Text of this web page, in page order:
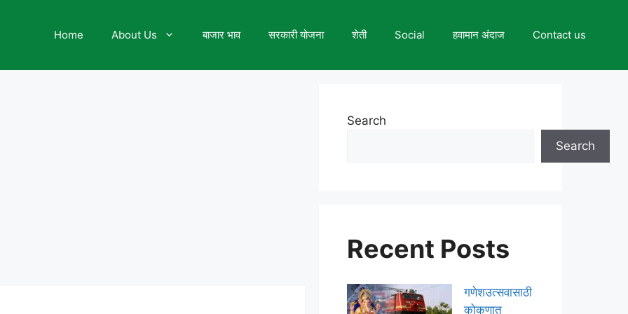
Home About Us बाजार भाव सरकारी योजना शेती Social हवामान अंदाज Contact us
Search
Search
Recent Posts
गणेशउत्सवासाठी
कोकणात